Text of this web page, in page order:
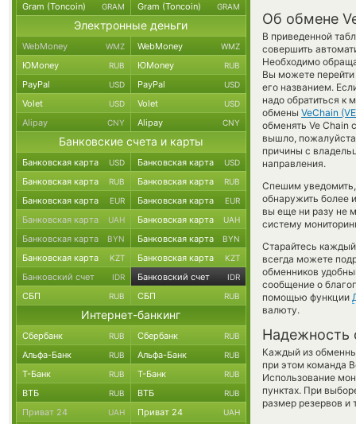
Об обмене
В приведенной
совершить
Необходимо
Вы можете
его названием.
надо обратиться к
обмены VeChain
обменять Ve Chain
вышло,
причины с
направления.
Спешим
обнаружить более
вы еще ни разу не
систему
Старайтесь
всегда можете
обменников
сообщение о
помощью функции
валюту.
Надежность
Каждый из
при этом команда
Использование
пунктах. При
размер резервов и
Gram (Toncoin) GRAM Gram (Toncoin) GRAM
Электронные деньги
WebMoney WMZ WebMoney WMZ
ЮMoney RUB ЮMoney RUB
PayPal USD PayPal USD
Volet USD Volet USD
Alipay CNY Alipay CNY
Банковские счета и карты
Банковская карта USD Банковская карта USD
Банковская карта RUB Банковская карта RUB
Банковская карта EUR Банковская карта EUR
Банковская карта UAH Банковская карта UAH
Банковская карта BYN Банковская карта BYN
Банковская карта KZT Банковская карта KZT
Банковский счет IDR Банковский счет IDR
СБП RUB СБП RUB
Интернет-банкинг
Сбербанк RUB Сбербанк RUB
Альфа-Банк RUB Альфа-Банк RUB
Т-Банк RUB Т-Банк RUB
ВТБ RUB ВТБ RUB
Приват 24 UAH Приват 24 UAH